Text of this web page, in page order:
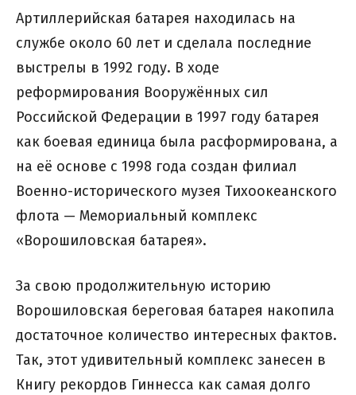
Артиллерийская батарея находилась на
службе около 60 лет и сделала последние
выстрелы в 1992 году. В ходе
реформирования Вооружённых сил
Российской Федерации в 1997 году батарея
как боевая единица была расформирована, а
на её основе с 1998 года создан филиал
Военно-исторического музея Тихоокеанского
флота — Мемориальный комплекс
«Ворошиловская батарея».
За свою продолжительную историю
Ворошиловская береговая батарея накопила
достаточное количество интересных фактов.
Так, этот удивительный комплекс занесен в
Книгу рекордов Гиннесса как самая долго